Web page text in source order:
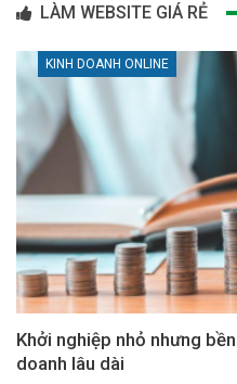
LÀM WEBSITE GIÁ RẺ
KINH DOANH ONLINE
Khởi nghiệp nhỏ nhưng
doanh lâu dài